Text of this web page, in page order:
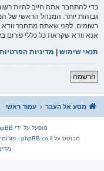
כדי להתחבר אתה חייב להיות
גבוהות יותר. המנהל הראשי של
רשומים. לפני שאתה מתחבר וודא
אנא וודא שקראת כל כללי פורום
תנאי שימוש | מדיניות הפרטיות
הרשמה
מסע אל העבר עמוד ראשי
מופעל על ידי
מבוסס עלphpBB.co.il - פורומים בעברית